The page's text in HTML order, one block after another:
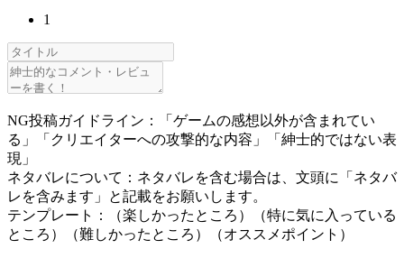
1
NG投稿ガイドライン：「ゲームの感想以外が含まれてい
る」「クリエイターへの攻撃的な内容」「紳士的ではない表
現」
ネタバレについて：ネタバレを含む場合は、文頭に「ネタバ
レを含みます」と記載をお願いします。
テンプレート：（楽しかったところ）（特に気に入っている
ところ）（難しかったところ）（オススメポイント）